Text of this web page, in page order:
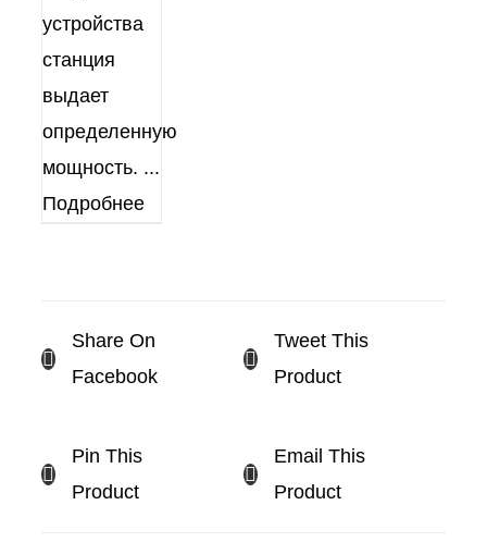
устройства
станция
выдает
определенную
мощность. ...
Подробнее
Share On
Facebook
Tweet This
Product
Pin This
Product
Email This
Product